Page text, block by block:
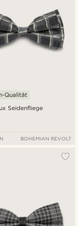
Seidenfliege
Qualität
BOHEMIAN REVOLT